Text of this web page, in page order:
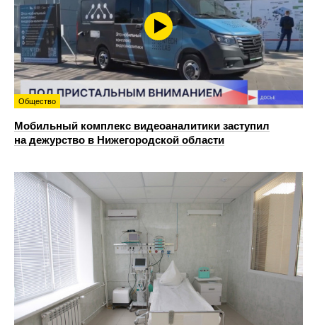
Общество
Мобильный комплекс видеоаналитики заступил
на дежурство в Нижегородской области